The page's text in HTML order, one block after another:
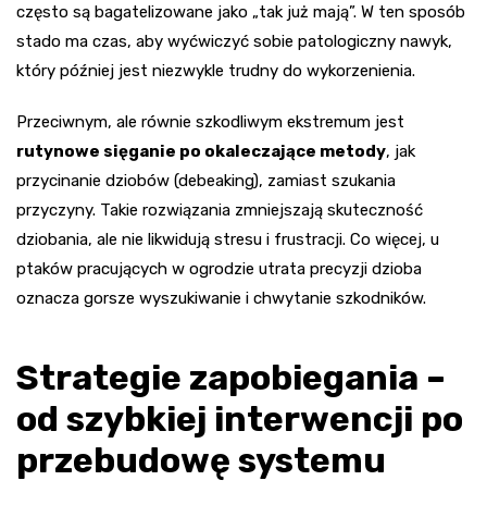
często są bagatelizowane jako „tak już mają”. W ten sposób
stado ma czas, aby wyćwiczyć sobie patologiczny nawyk,
który później jest niezwykle trudny do wykorzenienia.
Przeciwnym, ale równie szkodliwym ekstremum jest
rutynowe sięganie po okaleczające metody, jak
przycinanie dziobów (debeaking), zamiast szukania
przyczyny. Takie rozwiązania zmniejszają skuteczność
dziobania, ale nie likwidują stresu i frustracji. Co więcej, u
ptaków pracujących w ogrodzie utrata precyzji dzioba
oznacza gorsze wyszukiwanie i chwytanie szkodników.
Strategie zapobiegania –
od szybkiej interwencji po
przebudowę systemu